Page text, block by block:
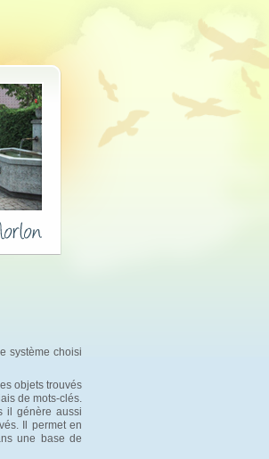
système choisi
objets trouvés
de mots-clés.
il génère aussi
Il permet en
une base de